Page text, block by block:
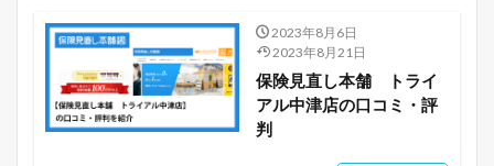
2023年8月6日
2023年8月21日
保険見直し本舗 トライ
アル中津店の口コミ・評
判